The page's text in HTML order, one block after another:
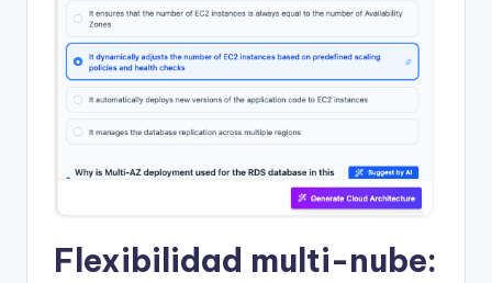
Flexibilidad multi-nube: